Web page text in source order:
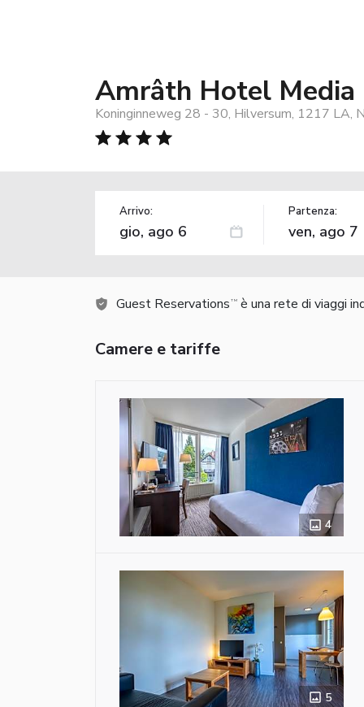
Amrâth Hotel
Koninginneweg 28 - 30, Hilversum, 1217 LA,
Arrivo: Partenza:
Guest Reservations TM è una rete di viaggi
Camere e tariffe
4
5